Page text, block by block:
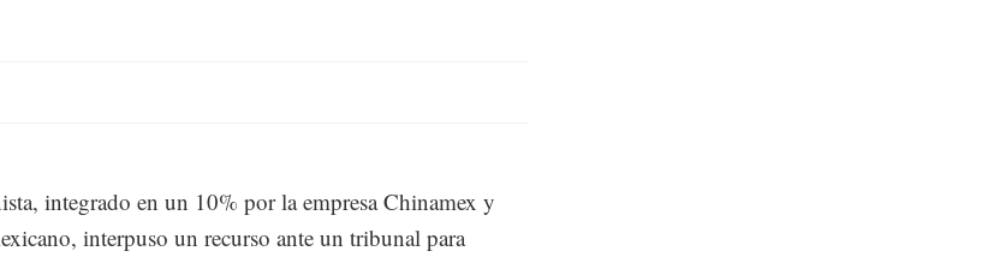
integrado en un 10% por la empresa Chinamex y
interpuso un recurso ante un tribunal para